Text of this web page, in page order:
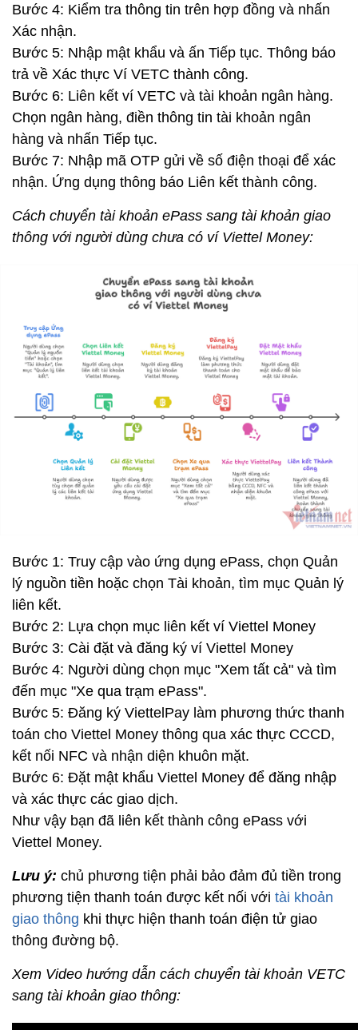
Bước 4: Kiểm tra thông tin trên hợp đồng và nhấn
Xác nhận.
Bước 5: Nhập mật khẩu và ấn Tiếp tục. Thông báo
trả về Xác thực Ví VETC thành công.
Bước 6: Liên kết ví VETC và tài khoản ngân hàng.
Chọn ngân hàng, điền thông tin tài khoản ngân
hàng và nhấn Tiếp tục.
Bước 7: Nhập mã OTP gửi về số điện thoại để xác
nhận. Ứng dụng thông báo Liên kết thành công.
Cách chuyển tài khoản ePass sang tài khoản giao
thông với người dùng chưa có ví Viettel Money:
Bước 1: Truy cập vào ứng dụng ePass, chọn Quản
lý nguồn tiền hoặc chọn Tài khoản, tìm mục Quản lý
liên kết.
Bước 2: Lựa chọn mục liên kết ví Viettel Money
Bước 3: Cài đặt và đăng ký ví Viettel Money
Bước 4: Người dùng chọn mục "Xem tất cả" và tìm
đến mục "Xe qua trạm ePass".
Bước 5: Đăng ký ViettelPay làm phương thức thanh
toán cho Viettel Money thông qua xác thực CCCD,
kết nối NFC và nhận diện khuôn mặt.
Bước 6: Đặt mật khẩu Viettel Money để đăng nhập
và xác thực các giao dịch.
Như vậy bạn đã liên kết thành công ePass với
Viettel Money.
Lưu ý: chủ phương tiện phải bảo đảm đủ tiền trong
phương tiện thanh toán được kết nối với tài khoản
giao thông khi thực hiện thanh toán điện tử giao
thông đường bộ.
Xem Video hướng dẫn cách chuyển tài khoản VETC
sang tài khoản giao thông: